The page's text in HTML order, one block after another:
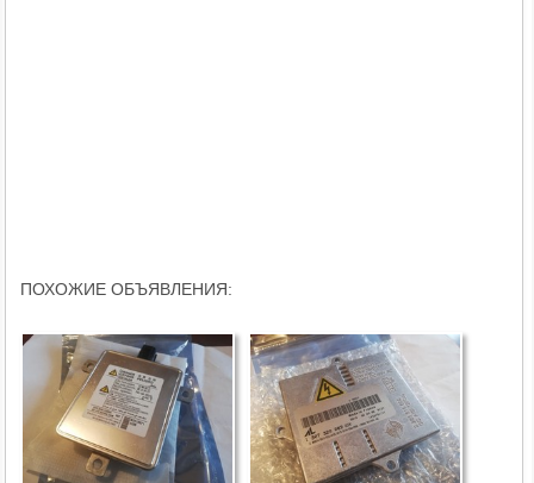
ПОХОЖИЕ ОБЪЯВЛЕНИЯ: